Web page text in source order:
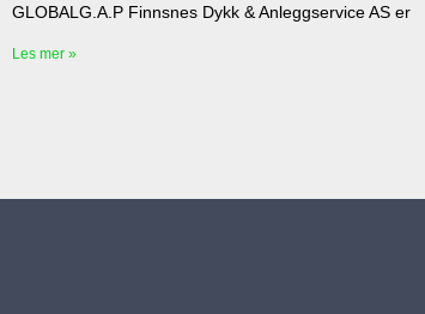
GLOBALG.A.P Finnsnes Dykk & Anleggservice AS er
Les mer »